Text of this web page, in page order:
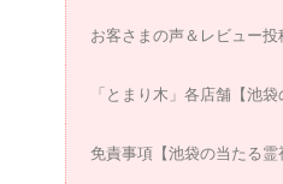
お客さまの声＆レビュー投
「とまり木」各店舗【池袋
免責事項【池袋の当たる霊